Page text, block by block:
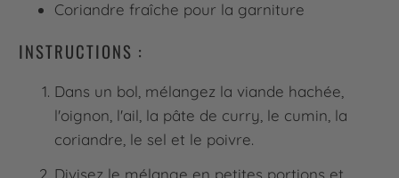
Coriandre fraîche pour la garniture
INSTRUCTIONS :
Dans un bol, mélangez la viande hachée,
l'oignon, l'ail, la pâte de curry, le cumin, la
coriandre, le sel et le poivre.
Divisez le mélange en petites portions et